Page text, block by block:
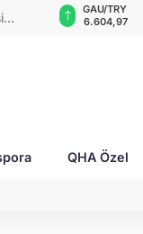
görüldü!
GAU/TRY
6.604,97
QHA Özel